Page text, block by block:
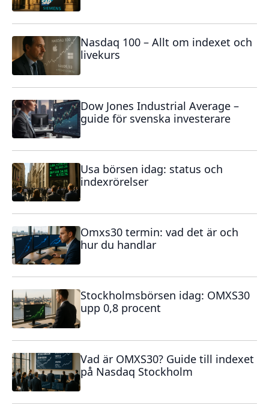
Nasdaq 100 – Allt om indexet och
livekurs
Dow Jones Industrial Average –
guide för svenska investerare
Usa börsen idag: status och
indexrörelser
Omxs30 termin: vad det är och
hur du handlar
Stockholmsbörsen idag: OMXS30
upp 0,8 procent
Vad är OMXS30? Guide till indexet
på Nasdaq Stockholm